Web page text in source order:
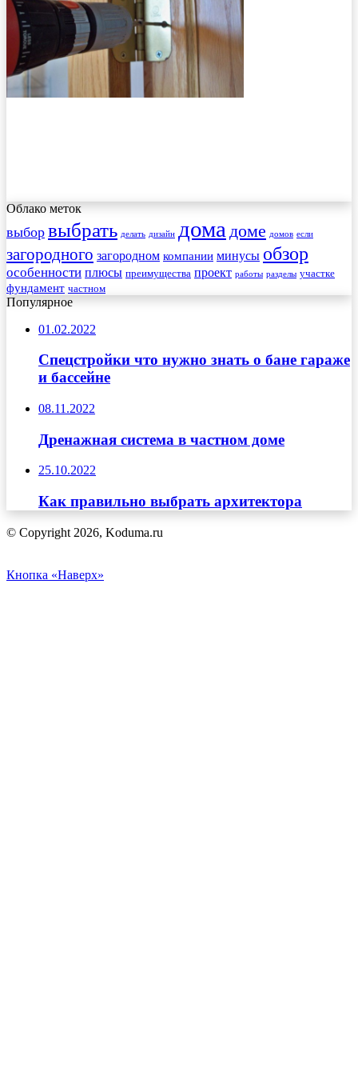
Облако меток
выбор выбрать делать дизайн дома доме домов если
загородного загородном компании минусы обзор
особенности плюсы преимущества проект работы разделы участке
фундамент частном
Популярное
01.02.2022
Спецстройки что нужно знать о бане гараже
и бассейне
08.11.2022
Дренажная система в частном доме
25.10.2022
Как правильно выбрать архитектора
© Copyright 2026, Koduma.ru
Кнопка «Наверх»